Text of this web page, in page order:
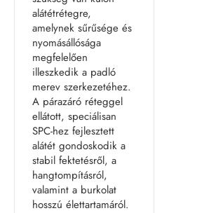
alátétrétegre,
amelynek sűrűsége és
nyomásállósága
megfelelően
illeszkedik a padló
merev szerkezetéhez.
A párazáró réteggel
ellátott, speciálisan
SPC-hez fejlesztett
alátét gondoskodik a
stabil fektetésről, a
hangtompításról,
valamint a burkolat
hosszú élettartamáról.